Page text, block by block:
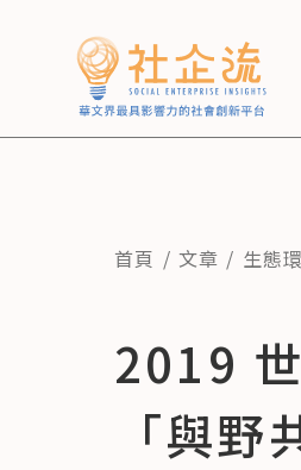
首頁 文章 生態
2019
「與野